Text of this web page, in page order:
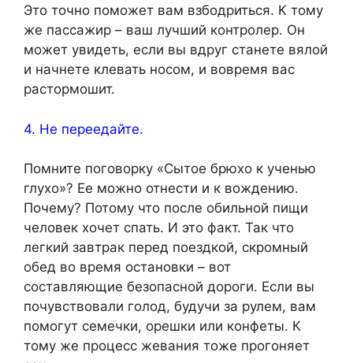
Это точно поможет вам взбодриться. К тому
же пассажир – ваш лучший контролер. Он
может увидеть, если вы вдруг станете вялой
и начнете клевать носом, и вовремя вас
растормошит.
4. Не переедайте.
Помните поговорку «Сытое брюхо к ученью
глухо»? Ее можно отнести и к вождению.
Почему? Потому что после обильной пищи
человек хочет спать. И это факт. Так что
легкий завтрак перед поездкой, скромный
обед во время остановки – вот
составляющие безопасной дороги. Если вы
почувствовали голод, будучи за рулем, вам
помогут семечки, орешки или конфеты. К
тому же процесс жевания тоже прогоняет